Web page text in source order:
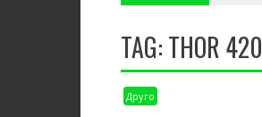
TAG:THOR 420
Друго